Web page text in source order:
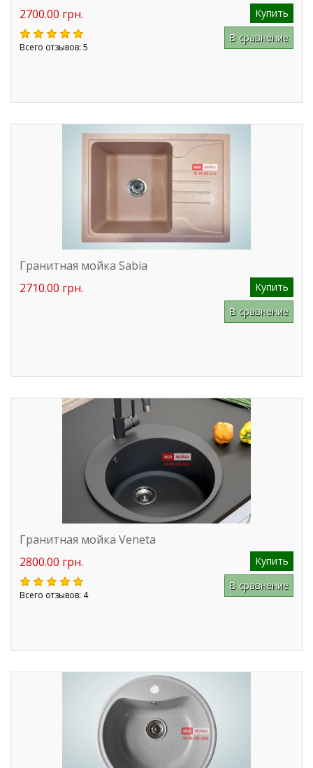
2700.00 грн.
Купить
Всего отзывов: 5
В сравнение
Гранитная мойка Sabia
2710.00 грн.
Купить
В сравнение
Гранитная мойка Veneta
2800.00 грн.
Купить
Всего отзывов: 4
В сравнение